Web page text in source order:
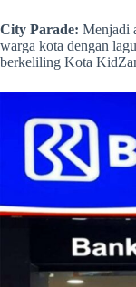
City Parade: Menjadi
warga kota dengan
berkeliling Kota